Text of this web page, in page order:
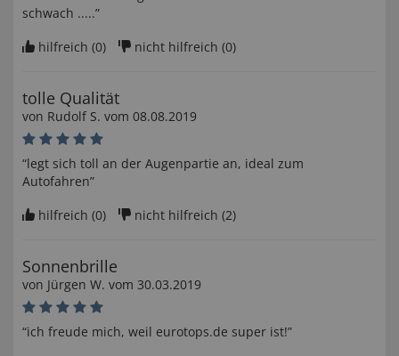
schwach .....”
hilfreich (0) nicht hilfreich (0)
tolle Qualität
von Rudolf S. vom 08.08.2019
“legt sich toll an der Augenpartie an, ideal zum
Autofahren”
hilfreich (0) nicht hilfreich (2)
Sonnenbrille
von Jürgen W. vom 30.03.2019
“ich freude mich, weil eurotops.de super ist!”